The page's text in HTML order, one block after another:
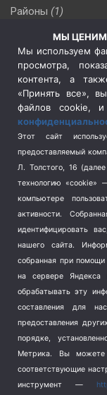
Районы (1)
(510)
Сельское
Социальная
Спецоперация в
Спецоперация на
Спорт (740)
Терроризм (1)
Транспорт (262)
Туризм (178)
Флот (76)
Школа и спорт (2)
Экология (8)
Экономика (1172)
МЫ
Мы используем
просмотра,
контента, а
«Принять все»,
файлов cookie,
Этот сайт
предоставляемый
Л. Толстого, 16
технологию «cookie»
компьютере
активности.
идентифицировать
нашего сайта.
собранная при
на сервере
обрабатывать эту
составления для
предоставления
порядке,
Метрика.
Вы можете
соответствующие
инструмент —